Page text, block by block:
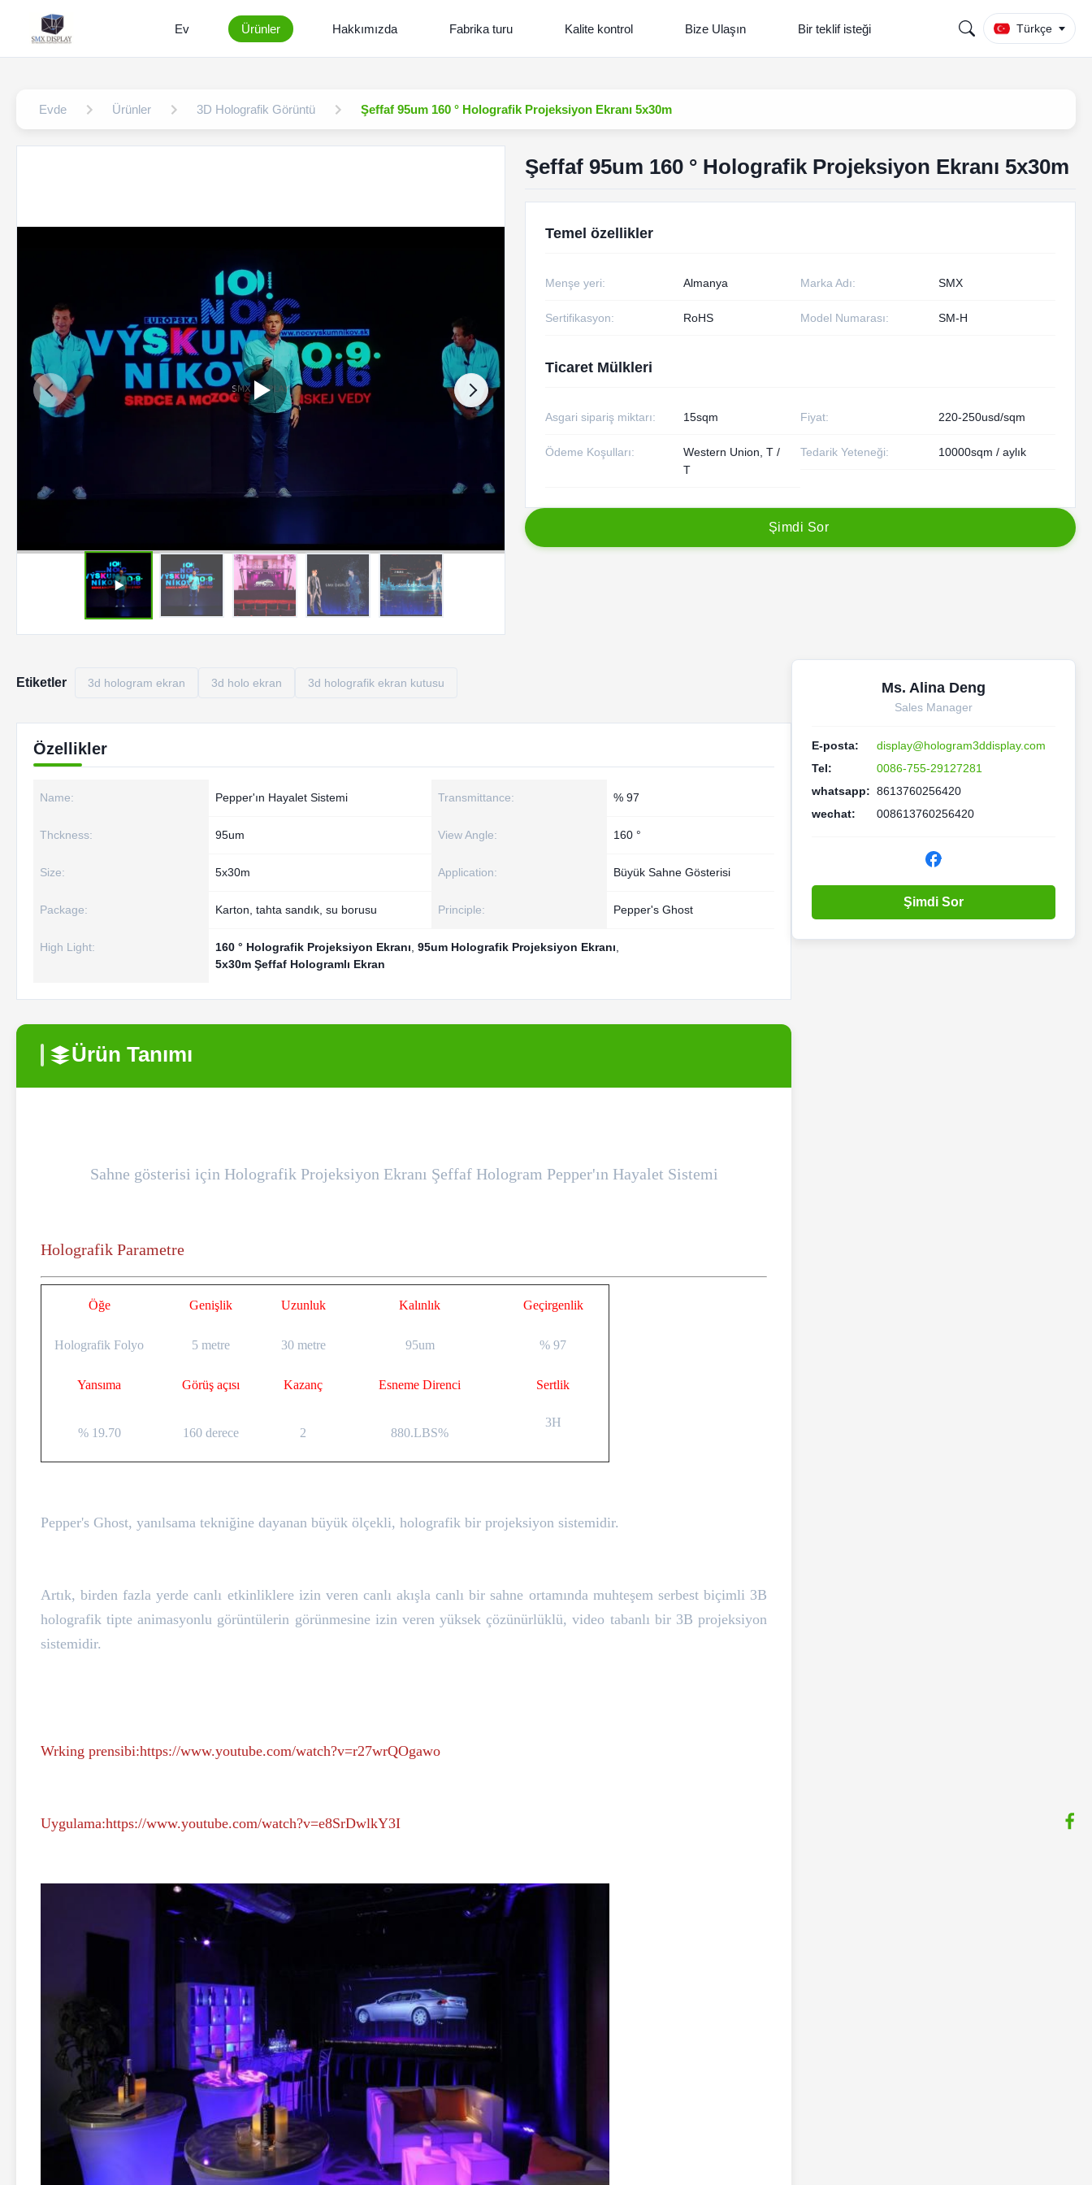
Ev Ürünler Hakkımızda Fabrika turu Kalite kontrol Bize Ulaşın Bir teklif isteği Türkçe
Evde Ürünler 3D Holografik Görüntü Şeffaf 95um 160 ° Holografik Projeksiyon Ekranı 5x30m
Şeffaf 95um 160 ° Holografik Projeksiyon Ekranı 5x30m
Temel özellikler
Menşe yeri: Almanya Marka Adı: SMX
Sertifikasyon: RoHS Model Numarası: SM-H
Ticaret Mülkleri
Asgari sipariş miktarı: 15sqm Fiyat: 220-250usd/sqm
Ödeme Koşulları:
Western Union, T /
T
Tedarik Yeteneği: 10000sqm / aylık
Şimd i Sor
Etiketler 3d hologram ekran 3d holo ekran 3d holografik ekran kutusu
Özellikler
Name: Pepper'ın Hayalet Sistemi Transmittance: % 97
Thckness: 95um View Angle: 160 °
Size: 5x30m Application: Büyük Sahne Gösterisi
Package: Karton, tahta sandık, su borusu Principle: Pepper's Ghost
High Light: 160 ° Holografik Projeksiyon Ekranı 95um Holografik Projeksiyon Ekranı
5x30m Şeffaf Hologramlı Ekran
Ürün Tanımı
Sahne gösterisi için Holografik Projeksiyon Ekranı Şeffaf Hologram Pepper'ın Hayalet Sistemi
Holografik Parametre
Öğe Genişlik Uzunluk Kalınlık Geçirgenlik
Holografik Folyo 5 metre 30 metre 95um % 97
Yansıma Görüş açısı Kazanç Esneme Direnci Sertlik
% 19.70 160 derece 2 880.LBS%
3H
Pepper's Ghost, yanılsama tekniğine dayanan büyük ölçekli, holografik bir projeksiyon sistemidir.
Artık, birden fazla yerde canlı etkinliklere izin veren canlı akışla canlı bir sahne ortamında muhteşem serbest biçimli 3B
holografik tipte animasyonlu görüntülerin görünmesine izin veren yüksek çözünürlüklü, video tabanlı bir 3B projeksiyon
sistemidir.
Wrking prensibi:https://www.youtube.com/watch?v=r27wrQOgawo
Uygulama:https://www.youtube.com/watch?v=e8SrDwlkY3I
Ms. Alina Deng
Sales Manager
E-posta:
display@hologram3ddisplay.com
Tel:
0086-755-29127281
whatsapp: 8613760256420
wechat:
008613760256420
Şimdi Sor